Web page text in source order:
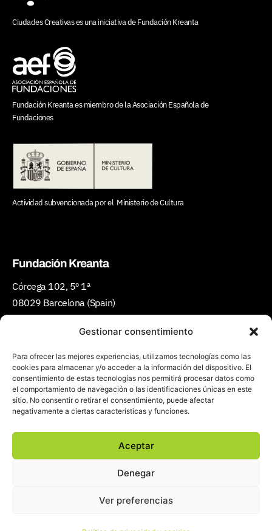
Gestionar consentimiento
Para ofrecer las mejores experiencias, utilizamos tecnologías como las
cookies para almacenar y/o acceder a la información del dispositivo. El
consentimiento de estas tecnologías nos permitirá procesar datos como
el comportamiento de navegación o las identificaciones únicas en este
sitio. No consentir o retirar el consentimiento, puede afectar
negativamente a ciertas características y funciones.
Aceptar
Denegar
Ver preferencias
Ciudades Creativas es una iniciativa deFundación Kreanta
Fundación Kreanta es miembro de laAsociación Española de
Fundaciones
Actividad subvencionada por el Ministerio de Cultura
Fundación Kreanta
Córcega 102, 5º 1ª
08029 Barcelona (Spain)
(+34) 934 301 427
Email:ciudadescreativas@kreanta.org
Política de privacidad y cookies